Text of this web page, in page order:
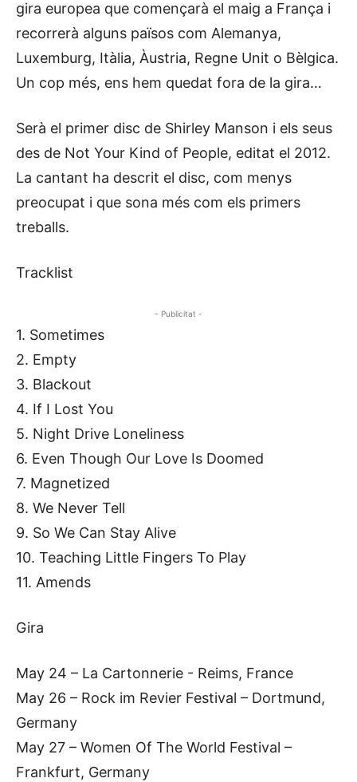
gira europea que començarà el maig a França i
recorrerà alguns països com Alemanya,
Luxemburg, Itàlia, Àustria, Regne Unit o Bèlgica.
Un cop més, ens hem quedat fora de la gira…
Serà el primer disc de Shirley Manson i els seus
des de Not Your Kind of People, editat el 2012.
La cantant ha descrit el disc, com menys
preocupat i que sona més com els primers
treballs.
Tracklist
- Publicitat -
1. Sometimes
2. Empty
3. Blackout
4. If I Lost You
5. Night Drive Loneliness
6. Even Though Our Love Is Doomed
7. Magnetized
8. We Never Tell
9. So We Can Stay Alive
10. Teaching Little Fingers To Play
11. Amends
Gira
May 24 – La Cartonnerie ­- Reims, France
May 26 – Rock im Revier Festival – Dortmund,
Germany
May 27 – Women Of The World Festival –
Frankfurt, Germany